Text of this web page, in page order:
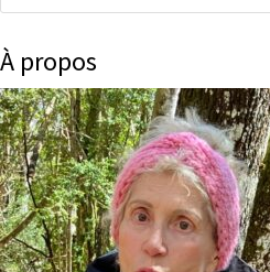
À propos